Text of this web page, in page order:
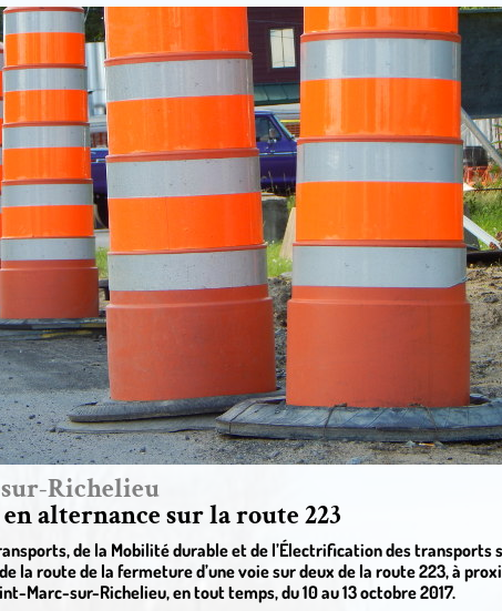
Richelieu
alternance sur la route 223
de la Mobilité durable et de l’Électrification des transports
la routede la fermeture d’une voie sur deux de la route 223, à
Marc-sur-Richelieu, en tout temps, du 10 au 13 octobre 2017.